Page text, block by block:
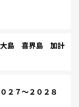
島 喜界島 加計
７～２０２８